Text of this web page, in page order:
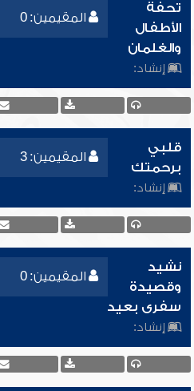
المقيمين: 0
تحفة
الأطفال
والغلمان
إنشاد:
المقيمين: 3
قلبي
برحمتك
إنشاد:
المقيمين: 0
نشيد
وقصيدة
سفرى بعيد
إنشاد: